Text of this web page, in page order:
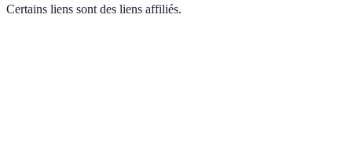
Certains liens sont des liens affiliés.